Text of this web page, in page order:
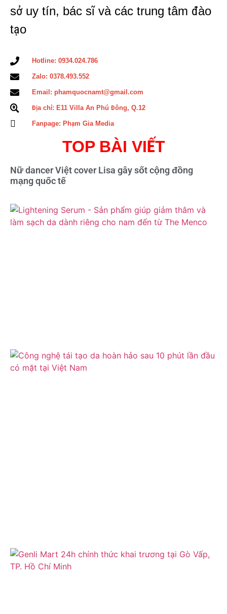
sở uy tín, bác sĩ và các trung tâm đào
tạo
Hotline: 0934.024.786
Zalo: 0378.493.552
Email: phamquocnamt@gmail.com
Địa chỉ: E11 Villa An Phú Đông, Q.12
Fanpage: Phạm Gia Media
TOP BÀI VIẾT
Nữ dancer Việt cover Lisa gây sốt cộng đồng
mạng quốc tế